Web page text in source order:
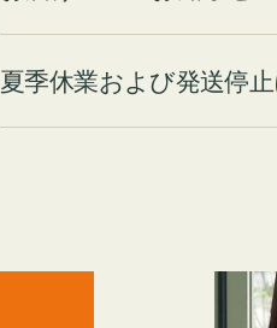
夏季休業および発送停